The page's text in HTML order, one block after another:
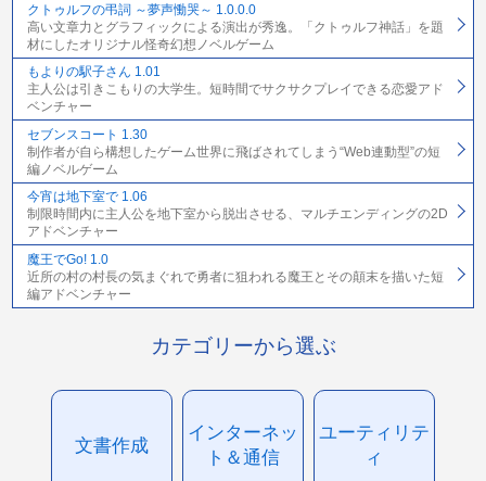
クトゥルフの弔詞 ～夢声慟哭～ 1.0.0.0
高い文章力とグラフィックによる演出が秀逸。「クトゥルフ神話」を題
材にしたオリジナル怪奇幻想ノベルゲーム
もよりの駅子さん 1.01
主人公は引きこもりの大学生。短時間でサクサクプレイできる恋愛アド
ベンチャー
セブンスコート 1.30
制作者が自ら構想したゲーム世界に飛ばされてしまう“Web連動型”の短
編ノベルゲーム
今宵は地下室で 1.06
制限時間内に主人公を地下室から脱出させる、マルチエンディングの2D
アドベンチャー
魔王でGo! 1.0
近所の村の村長の気まぐれで勇者に狙われる魔王とその顛末を描いた短
編アドベンチャー
カテゴリーから選ぶ
文書作成
インターネッ
ト＆通信
ユーティリテ
ィ